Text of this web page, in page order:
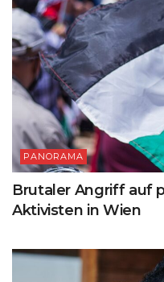
PANORAMA
Brutaler Angriff auf
Aktivisten in Wien